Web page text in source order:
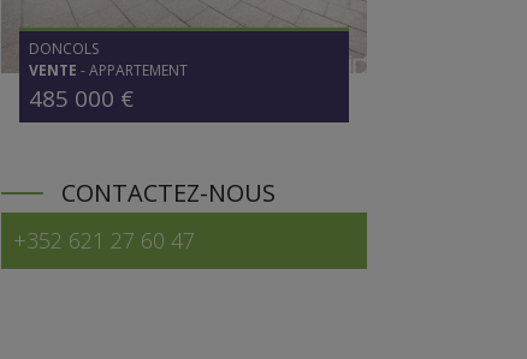
DONCOLS
VENTE -APPARTEMENT
485 000 €
CONTACTEZ-NOUS
+352 621 27 60 47